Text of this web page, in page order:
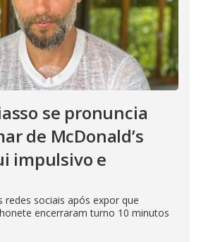
se pronuncia
de McDonald’s
impulsivo e
sociais após expor que
encerraram turno 10 minutos